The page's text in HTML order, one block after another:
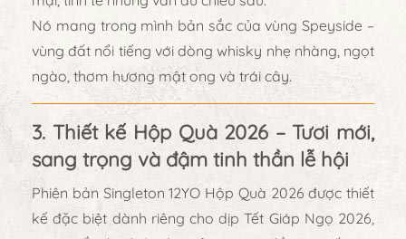
Nó mang trong mình bản sắc của vùng Speyside –
vùng đất nổi tiếng với dòng whisky nhẹ nhàng, ngọt
ngào, thơm hương mật ong và trái cây.
3. Thiết kế Hộp Quà 2026 – Tươi mới,
sang trọng và đậm tinh thần lễ hội
Phiên bản Singleton 12YO Hộp Quà 2026 được thiết
kế đặc biệt dành riêng cho dịpTết Giáp Ngọ 2026,